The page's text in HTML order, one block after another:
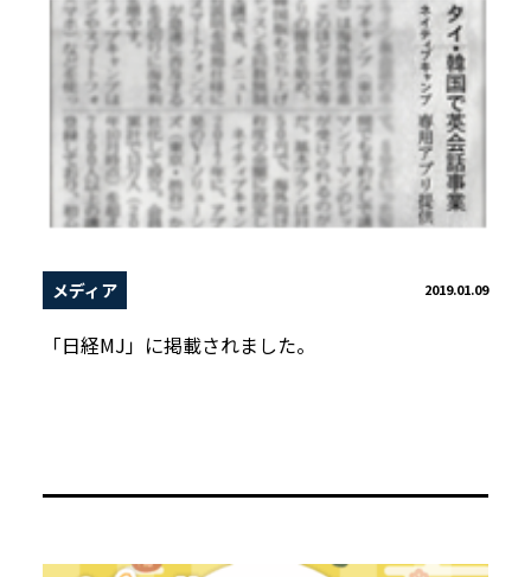
メディア 2019.01.09
「日経MJ」に掲載されました。